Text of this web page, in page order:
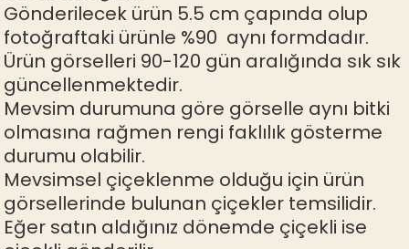
Gönderilecek ürün 5.5 cm çapında olup
fotoğraftaki ürünle %90 aynı formdadır.
Ürün görselleri 90-120 gün aralığında sık sık
güncellenmektedir.
Mevsim durumuna göre görselle aynı bitki
olmasına rağmen rengi faklılık gösterme
durumu olabilir.
Mevsimsel çiçeklenme olduğu için ürün
görsellerinde bulunan çiçekler temsilidir.
Eğer satın aldığınız dönemde çiçekli ise